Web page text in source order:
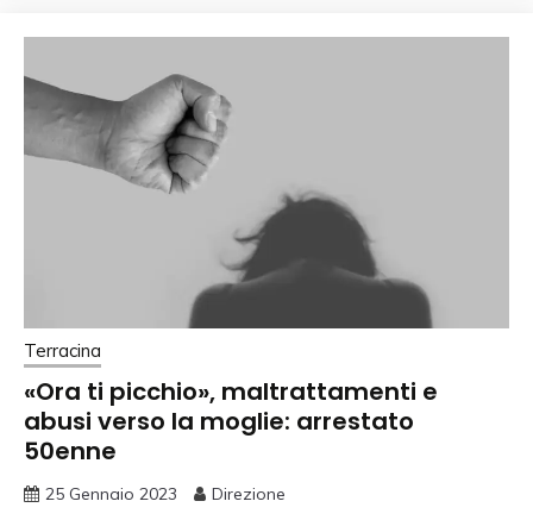
Terracina
«Ora ti picchio», maltrattamenti e
abusi verso la moglie: arrestato
50enne
25 Gennaio 2023 Direzione